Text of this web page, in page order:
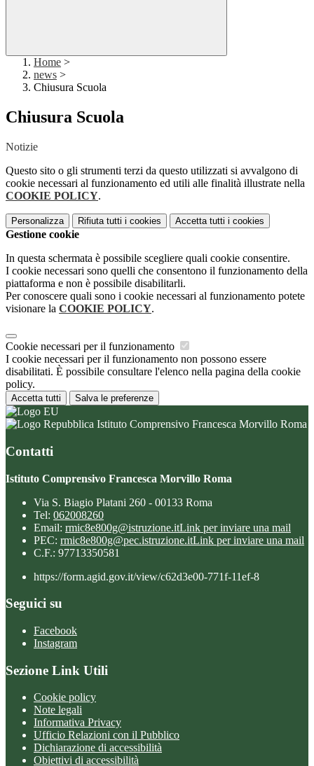
Home >
news >
Chiusura Scuola
Chiusura Scuola
Notizie
Questo sito o gli strumenti terzi da questo utilizzati si avvalgono di
cookie necessari al funzionamento ed utili alle finalità illustrate nella
COOKIE POLICY.
Personalizza Rifiuta tutti i cookies Accetta tutti i cookies
Gestione cookie
In questa schermata è possibile scegliere quali cookie consentire.
I cookie necessari sono quelli che consentono il funzionamento della
piattaforma e non è possibile disabilitarli.
Per conoscere quali sono i cookie necessari al funzionamento potete
visionare la COOKIE POLICY.
Cookie necessari per il funzionamento
I cookie necessari per il funzionamento non possono essere
disabilitati. È possibile consultare l'elenco nella pagina della cookie
policy.
Accetta tutti Salva le preferenze
Istituto Comprensivo Francesca Morvillo Roma
Contatti
Istituto Comprensivo Francesca Morvillo Roma
Via S. Biagio Platani 260 - 00133 Roma
Tel: 062008260
Email: rmic8e800g@istruzione.itLink per inviare una mail
PEC: rmic8e800g@pec.istruzione.itLink per inviare una mail
C.F.: 97713350581
https://form.agid.gov.it/view/c62d3e00-771f-11ef-8
Seguici su
Facebook
Instagram
Sezione Link Utili
Cookie policy
Note legali
Informativa Privacy
Ufficio Relazioni con il Pubblico
Dichiarazione di accessibilità
Obiettivi di accessibilità